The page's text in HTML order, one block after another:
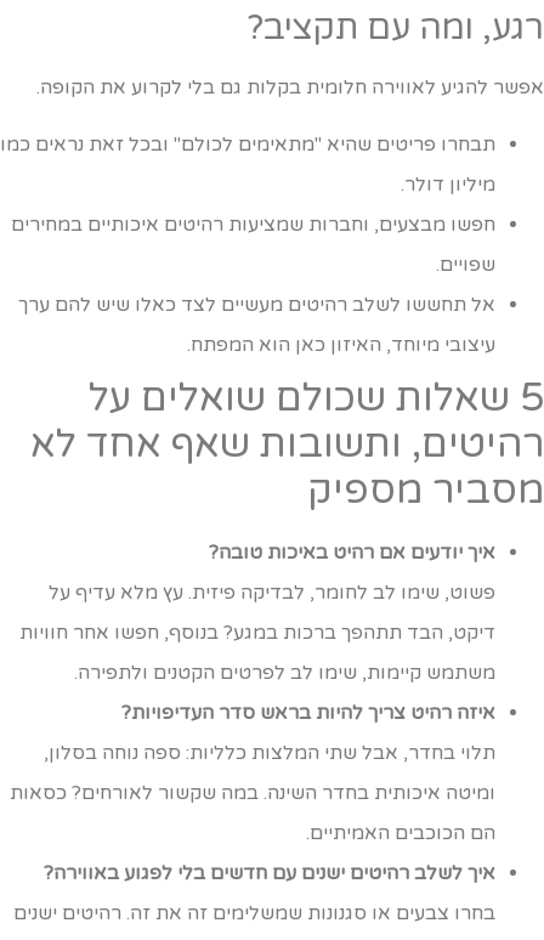
ומה עם תקציב?
להגיע לאווירה חלומית בקלות גם בלי לקרוע את הקופה.
תבחרו פריטים שהיא "מתאימים לכולם" ובכל זאת נראים כמו
מיליון דולר.
חפשו מבצעים, וחברות שמציעות רהיטים איכותיים במחירים
שפויים.
אל תחששו לשלב רהיטים מעשיים לצד כאלו שיש להם ערך
עיצובי מיוחד, האיזון כאן הוא המפתח.
5 שאלות שכולם שואלים על
ותשובות שאף אחד לא
מספיק
איך יודעים אם רהיט באיכות טובה?
פשוט, שימו לב לחומר, לבדיקה פיזית. עץ מלא עדיף על
דיקט, הבד תתהפך ברכות במגע? בנוסף, חפשו אחר חוויות
משתמש קיימות, שימו לב לפרטים הקטנים ולתפירה.
איזה רהיט צריך להיות בראש סדר העדיפויות?
תלוי בחדר, אבל שתי המלצות כלליות: ספה נוחה בסלון,
ומיטה איכותית בחדר השינה. במה שקשור לאורחים? כסאות
הם הכוכבים האמיתיים.
איך לשלב רהיטים ישנים עם חדשים בלי לפגוע באווירה?
בחרו צבעים או סגנונות שמשלימים זה את זה. רהיטים ישנים